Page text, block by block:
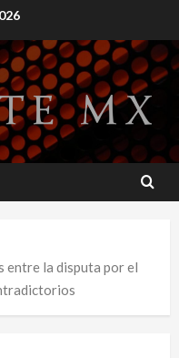
entre la disputa por el